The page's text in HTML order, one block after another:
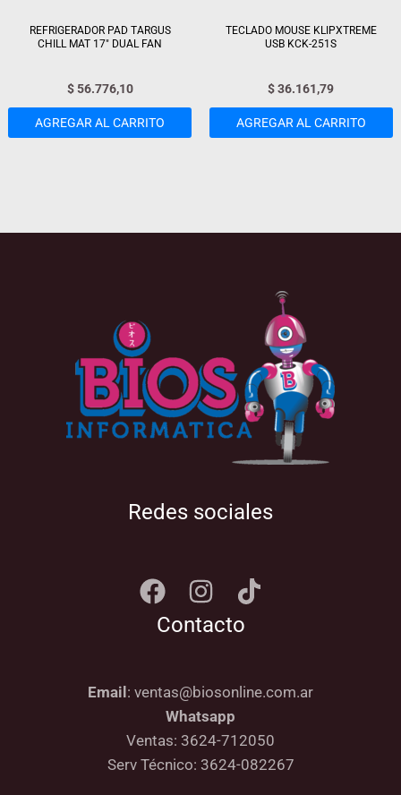
REFRIGERADOR PAD TARGUS
CHILL MAT 17″ DUAL FAN
$56.776,10
AGREGAR AL CARRITO
TECLADO MOUSE KLIPXTREME
USB KCK-251S
$36.161,79
AGREGAR AL CARRITO
Redes sociales
Contacto
Email: ventas@biosonline.com.ar
Whatsapp
Ventas: 3624-712050
Serv Técnico: 3624-082267